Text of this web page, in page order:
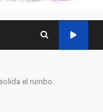
el rumbo